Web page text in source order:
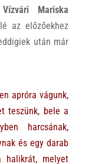
Vízvári Mariska
az előzőekhez
után már
apróra vágunk,
teszünk, bele a
harcsának,
és egy darab
halikrát, melyet